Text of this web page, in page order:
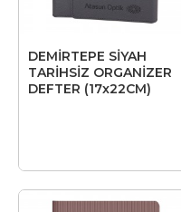
DEMİRTEPE SİYAH
TARİHSİZ ORGANİZER
DEFTER (17x22CM)